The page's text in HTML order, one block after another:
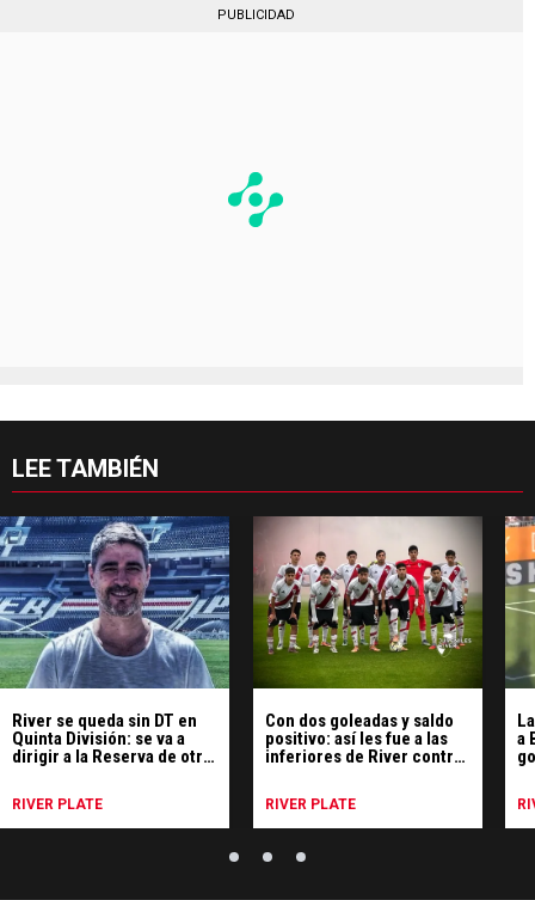
PUBLICIDAD
LEE TAMBIÉN
River se queda sin DT en
Quinta División: se va a
dirigir a la Reserva de otro
RIVER PLATE
Con dos goleadas y saldo
positivo: así les fue a las
inferiores de River contra
RIVER PLATE
a